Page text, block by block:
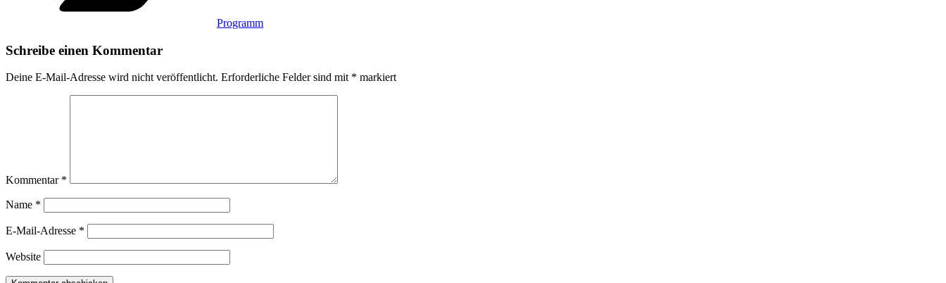
Programm
Schreibe einen Kommentar
Deine E-Mail-Adresse wird nicht veröffentlicht. Erforderliche Felder sind mit * markiert
Kommentar *
Name *
E-Mail-Adresse *
Website